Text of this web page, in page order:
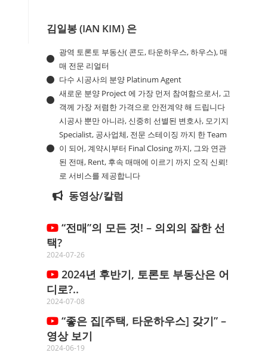
김일봉 (IAN KIM) 은
광역 토론토 부동산( 콘도, 타운하우스, 하우스), 매
매 전문 리얼터
다수 시공사의 분양 Platinum Agent
새로운 분양 Project 에 가장 먼저 참여함으로서, 고
객께 가장 저렴한 가격으로 안전계약 해 드립니다
시공사 뿐만 아니라, 신중히 선별된 변호사, 모기지
Specialist, 공사업체, 전문 스테이징 까지 한 Team
이 되어, 계약시부터 Final Closing 까지, 그와 연관
된 전매, Rent, 후속 매매에 이르기 까지 오직 신뢰!
로 서비스를 제공합니다
동영상/칼럼
“전매”의 모든 것! – 의외의 잘한 선
택?
2024-07-26
2024년 후반기, 토론토 부동산은 어
디로?..
2024-07-08
“좋은 집[주택, 타운하우스] 갖기” –
영상 보기
2024-06-19